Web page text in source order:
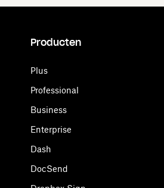
Producten
Plus
Professional
Business
Enterprise
Dash
DocSend